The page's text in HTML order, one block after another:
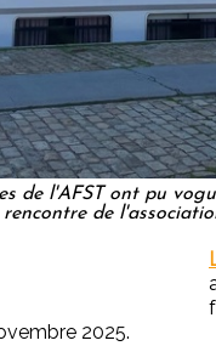
de l'AFST ont pu
rencontre de
2025.